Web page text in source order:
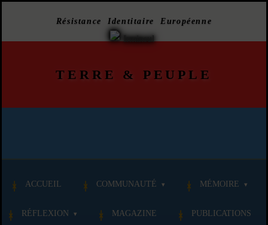
Résistance Identitaire Européenne
TERRE & PEUPLE
ACCUEIL COMMUNAUTÉ MÉMOIRE
RÉFLEXION MAGAZINE PUBLICATIONS